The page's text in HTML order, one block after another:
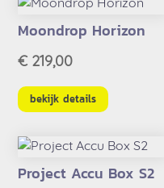
Moondrop Horizon
€ 219,00
bekijk details
Project Accu Box S2